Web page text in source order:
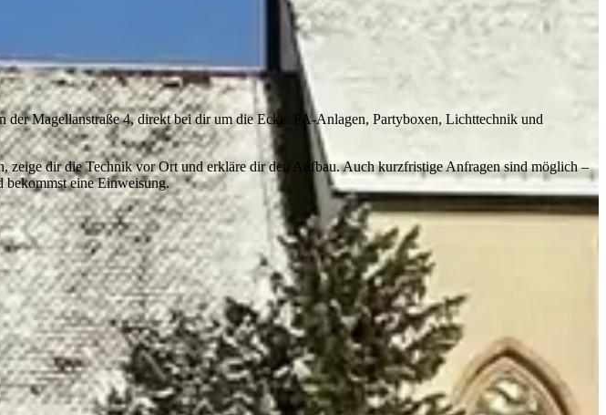
Magellanstraße 4, direkt bei dir um die Ecke. PA-Anlagen, Partyboxen, Lichttechnik und
dir die Technik vor Ort und erkläre dir den Aufbau. Auch kurzfristige Anfragen sind möglich –
bekommst eine Einweisung.